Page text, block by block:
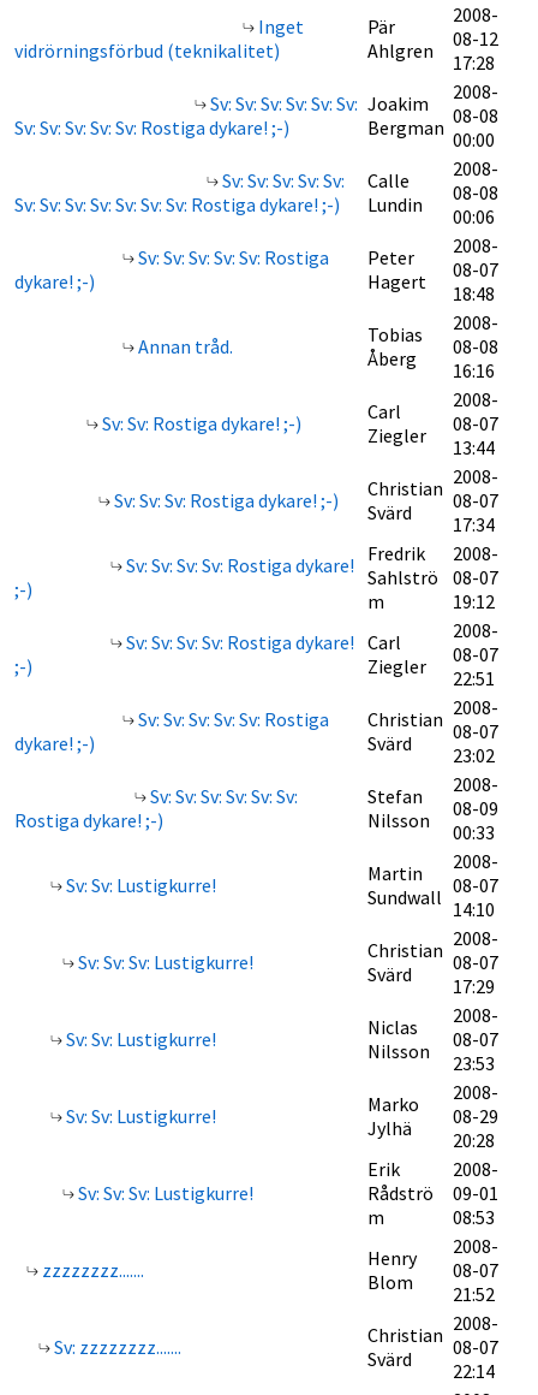
Inget
vidrörningsförbud (teknikalitet)
Pär
Ahlgren
2008-
08-12
17:28
Sv: Sv: Sv: Sv: Sv: Sv:
Sv: Sv: Sv: Sv: Sv: Rostiga dykare! ;-)
Joakim
Bergman
2008-
08-08
00:00
Sv: Sv: Sv: Sv: Sv:
Sv: Sv: Sv: Sv: Sv: Sv: Sv: Rostiga dykare! ;-)
Calle
Lundin
2008-
08-08
00:06
Sv: Sv: Sv: Sv: Sv: Rostiga
dykare! ;-)
Peter
Hagert
2008-
08-07
18:48
Annan tråd.
Tobias
Åberg
2008-
08-08
16:16
Sv: Sv: Rostiga dykare! ;-)
Carl
Ziegler
2008-
08-07
13:44
Sv: Sv: Sv: Rostiga dykare! ;-)
Christian
Svärd
2008-
08-07
17:34
Sv: Sv: Sv: Sv: Rostiga dykare!
;-)
Fredrik
Sahlströ
m
2008-
08-07
19:12
Sv: Sv: Sv: Sv: Rostiga dykare!
;-)
Carl
Ziegler
2008-
08-07
22:51
Sv: Sv: Sv: Sv: Sv: Rostiga
dykare! ;-)
Christian
Svärd
2008-
08-07
23:02
Sv: Sv: Sv: Sv: Sv: Sv:
Rostiga dykare! ;-)
Stefan
Nilsson
2008-
08-09
00:33
Sv: Sv: Lustigkurre!
Martin
Sundwall
2008-
08-07
14:10
Sv: Sv: Sv: Lustigkurre!
Christian
Svärd
2008-
08-07
17:29
Sv: Sv: Lustigkurre!
Niclas
Nilsson
2008-
08-07
23:53
Sv: Sv: Lustigkurre!
Marko
Jylhä
2008-
08-29
20:28
Sv: Sv: Sv: Lustigkurre!
Erik
Rådströ
m
2008-
09-01
08:53
zzzzzzzz.......
Henry
Blom
2008-
08-07
21:52
Sv: zzzzzzzz.......
Christian
Svärd
2008-
08-07
22:14